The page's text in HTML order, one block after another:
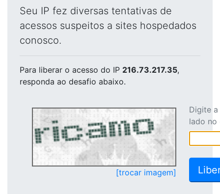
Seu IP fez diversas tentativas de
acessos suspeitos a sites hospedados
conosco.
Para liberar o acesso do IP 216.73.217.35,
responda ao desafio abaixo.
[trocar imagem]
Digite
lado no